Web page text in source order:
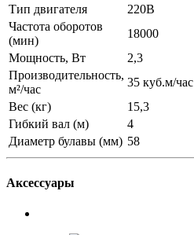
Тип двигателя
220В
Частота оборотов
(мин)
18000
Мощность, Вт
2,3
Производительность,
м²/час
35 куб.м/час
Вес (кг)
15,3
Гибкий вал (м)
4
Диаметр булавы (мм) 58
Аксессуары